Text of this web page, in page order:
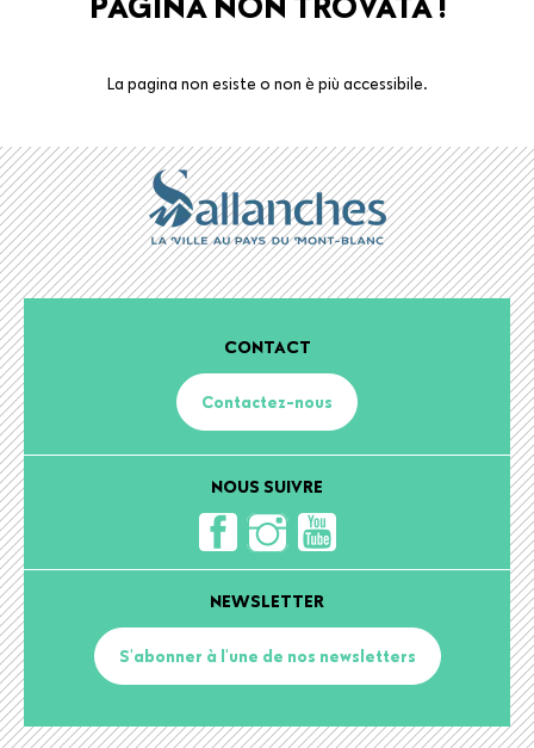
La pagina non esiste o non è più accessibile.
CONTACT
Contactez-nous
NOUS SUIVRE
NEWSLETTER
S'abonner à l'une de nos newsletters